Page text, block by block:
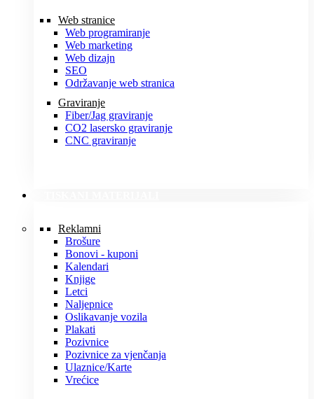
Web stranice
Web programiranje
Web marketing
Web dizajn
SEO
Održavanje web stranica
Graviranje
Fiber/Jag graviranje
CO2 lasersko graviranje
CNC graviranje
Reklamni
Brošure
Bonovi - kuponi
Kalendari
Knjige
Letci
Naljepnice
Oslikavanje vozila
Plakati
Pozivnice
Pozivnice za vjenčanja
Ulaznice/Karte
Vrećice